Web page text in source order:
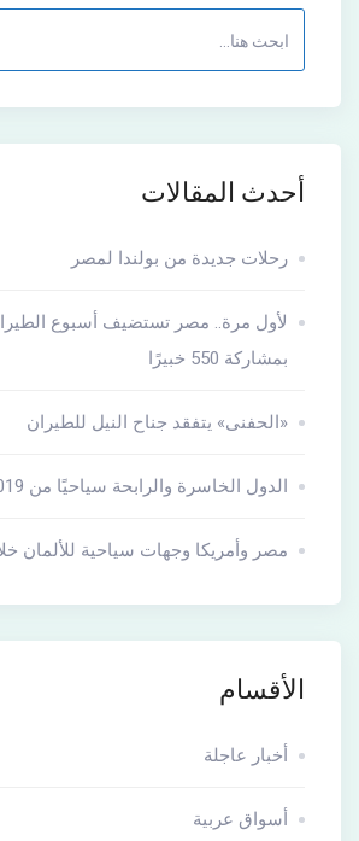
أحدث المقالات
رحلات جديدة من بولندا لمصر
لأول مرة.. مصر تستضيف أسبوع
بمشاركة 550 خبيرًا
«الحفنى» يتفقد جناح النيل للطيران
الدول الخاسرة والرابحة سياحيًا من 2019- 2025
مصر وأمريكا وجهات سياحية للألمان
الأقسام
أخبار عاجلة
أسواق عربية